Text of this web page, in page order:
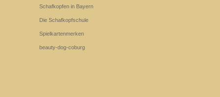
Schafkopfen in Bayern
Die Schafkopfschule
Spielkartenmerken
beauty-dog-coburg